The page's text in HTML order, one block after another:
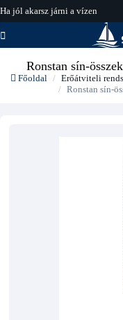
Ha jól akarsz járni a vízen
hajo-felszereles.hu
Ronstan sín-
Főoldal Erőátviteli
Ronstan sín-